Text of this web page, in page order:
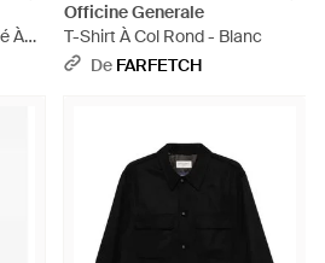
À
Officine Generale
T-Shirt À Col Rond - Blanc
De FARFETCH